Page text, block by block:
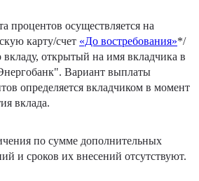
процентов осуществляется на
карту/счет «До востребования»*/
вкладу, открытый на имя вкладчика в
Вариант выплаты
определяется вкладчиком в момент
вклада.
по сумме дополнительных
и сроков их внесений отсутствуют.